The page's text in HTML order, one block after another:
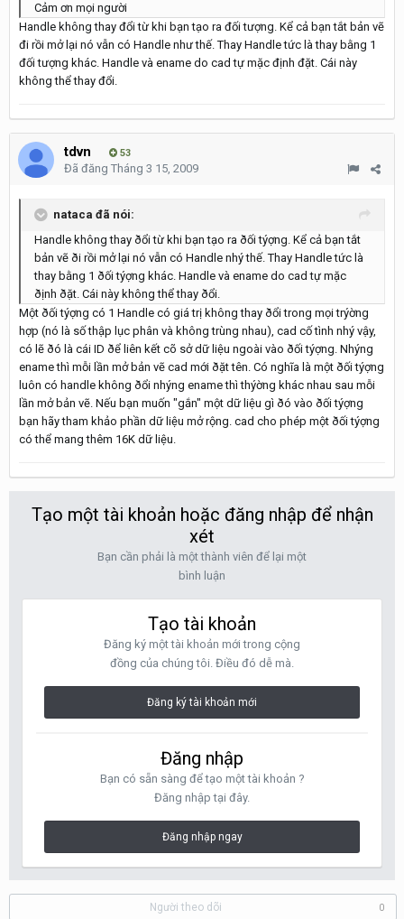
Cảm ơn mọi người
Handle không thay đổi từ khi bạn tạo ra đối tượng. Kể cả bạn tắt bản vẽ
đi rồi mở lại nó vẫn có Handle như thế. Thay Handle tức là thay bằng 1
đối tượng khác. Handle và ename do cad tự mặc định đặt. Cái này
không thể thay đổi.
tdvn 53
Đã đăng Tháng 3 15, 2009
nataca đã nói:
Handle không thay ðổi từ khi bạn tạo ra ðối týợng. Kể cả bạn tắt
bản vẽ ði rồi mở lại nó vẫn có Handle nhý thế. Thay Handle tức là
thay bằng 1 ðối týợng khác. Handle và ename do cad tự mặc
ðịnh ðặt. Cái này không thể thay ðổi.
Một ðối týợng có 1 Handle có giá trị không thay ðổi trong mọi trýờng
hợp (nó là số thập lục phân và không trùng nhau), cad cố tình nhý vậy,
có lẽ ðó là cái ID ðể liên kết cõ sở dữ liệu ngoài vào ðối týợng. Nhýng
ename thì mỗi lần mở bản vẽ cad mới ðặt tên. Có nghĩa là một ðối týợng
luôn có handle không ðổi nhýng ename thì thýờng khác nhau sau mỗi
lần mở bản vẽ. Nếu bạn muốn "gắn" một dữ liệu gì ðó vào ðối týợng
bạn hãy tham khảo phần dữ liệu mở rộng. cad cho phép một ðối týợng
có thể mang thêm 16K dữ liệu.
Tạo một tài khoản hoặc đăng nhập để nhận
xét
Bạn cần phải là một thành viên để lại một
bình luận
Tạo tài khoản
Đăng ký một tài khoản mới trong cộng
đồng của chúng tôi. Điều đó dễ mà.
Đăng ký tài khoản mới
Đăng nhập
Bạn có sẵn sàng để tạo một tài khoản ?
Đăng nhập tại đây.
Đăng nhập ngay
Người theo dõi 0